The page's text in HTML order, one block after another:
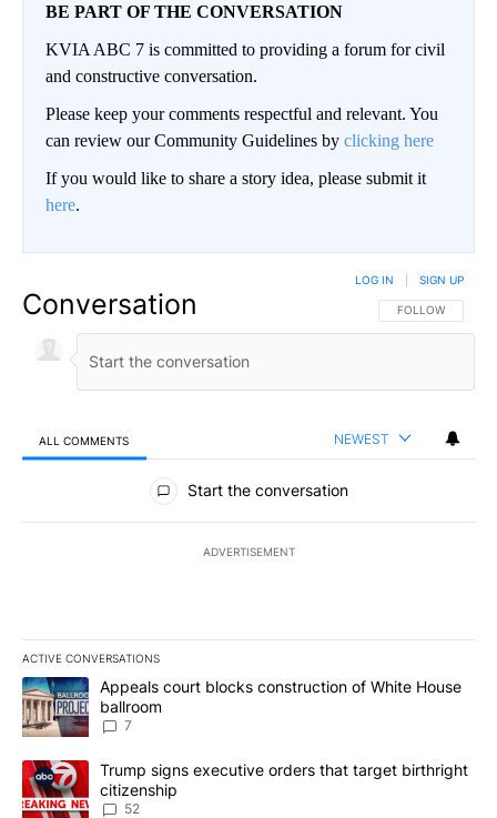
BE PART OF THE CONVERSATION
KVIA ABC 7 is committed to providing a forum for civil
and constructive conversation.
Please keep your comments respectful and relevant. You
can review our Community Guidelines by clicking here
If you would like to share a story idea, please submit it
here.
Conversation FOLLOW THIS
FOLLOW
LOG IN SIGN UP
ALL COMMENTS NEWEST
All Comments
Start the conversation
ADVERTISEMENT
ACTIVE CONVERSATIONS
The following is a list of the most commented articles in the last
A trending article titled "Appeals court blocks construction of
Appeals court blocks construction of White House
ballroom
7
A trending article titled "Trump signs executive orders that
Trump signs executive orders that target birthright
citizenship
52